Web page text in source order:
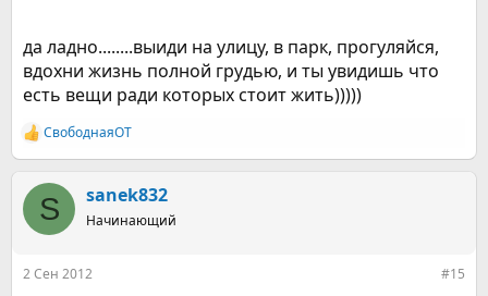
да ладно........выиди на улицу, в парк, прогуляйся,
вдохни жизнь полной грудью, и ты увидишь что
есть вещи ради которых стоит жить)))))
Р
е
к
ц
и
СвободнаяОТ
S sanek832
Начинающий
2 Сен 2012 #15